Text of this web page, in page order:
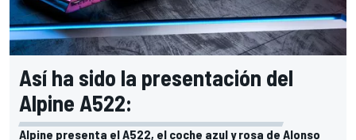
Así ha sido la presentación del
Alpine A522:
Alpine presenta el A522, el coche azul y rosa de Alonso